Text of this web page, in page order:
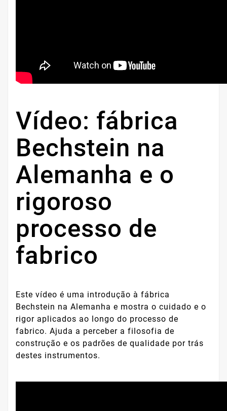
Vídeo: fábrica
Bechstein na
Alemanha e o
rigoroso
processo de
fabrico
Este vídeo é uma introdução à fábrica
Bechstein na Alemanha e mostra o cuidado e o
rigor aplicados ao longo do processo de
fabrico. Ajuda a perceber a filosofia de
construção e os padrões de qualidade por trás
destes instrumentos.